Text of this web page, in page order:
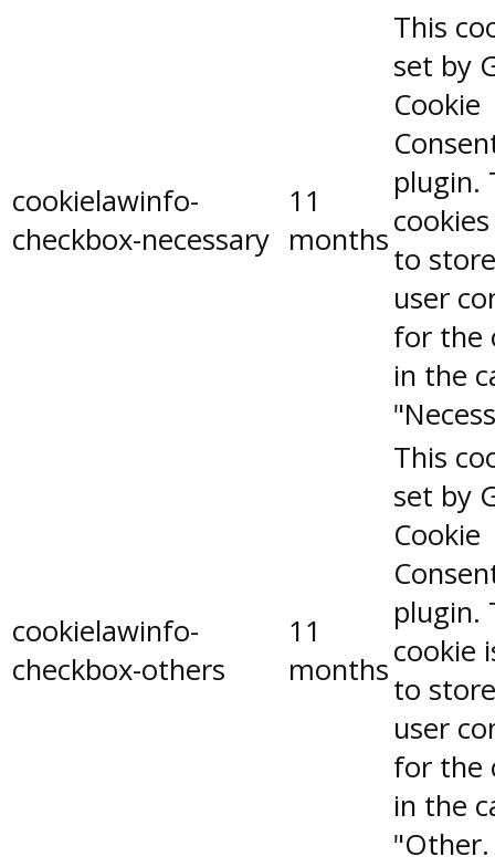
cookielawinfo-
checkbox-necessary
11
months
This
set by
Cookie
plugin.
to
user
for the
in the
cookielawinfo-
checkbox-others
11
months
This
set by
Cookie
plugin.
cookie
to
user
for the
in the
"Other.